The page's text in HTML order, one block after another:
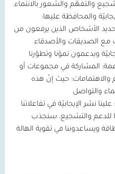
والتفهّم والشعور بالانتماء.
والمحافظة عليها:
الأشخاص الذين يرفعون من
مع الصديقات والأصدقاء
ويدعمون نموّنا وتطوّرنا
المشاركة في مجموعات أو
حيث إنّ هذه
والتواصل
نشر الإيجابيّة في تفاعلاتنا
للدعم والتشجيع، سنجذب
ويساعدوننا في تقوية الهالة